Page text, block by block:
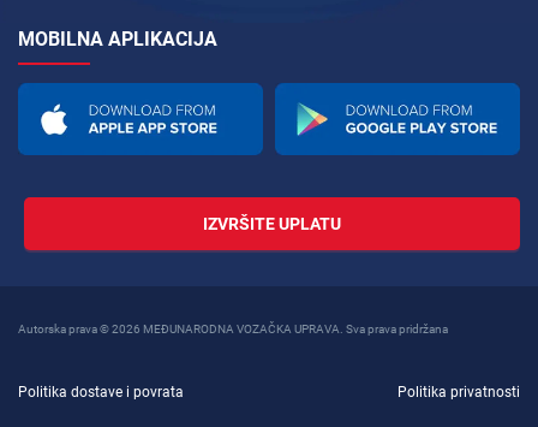
MOBILNA APLIKACIJA
IZVRŠITE UPLATU
Autorska prava © 2026 MEĐUNARODNA VOZAČKA UPRAVA. Sva prava pridržana
Politika dostave i povrata Politika privatnosti